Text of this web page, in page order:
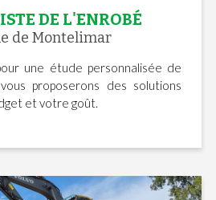
DE L'ENROBÉ
de Montelimar
une étude personnalisée de
proposerons des solutions
et votre goût.